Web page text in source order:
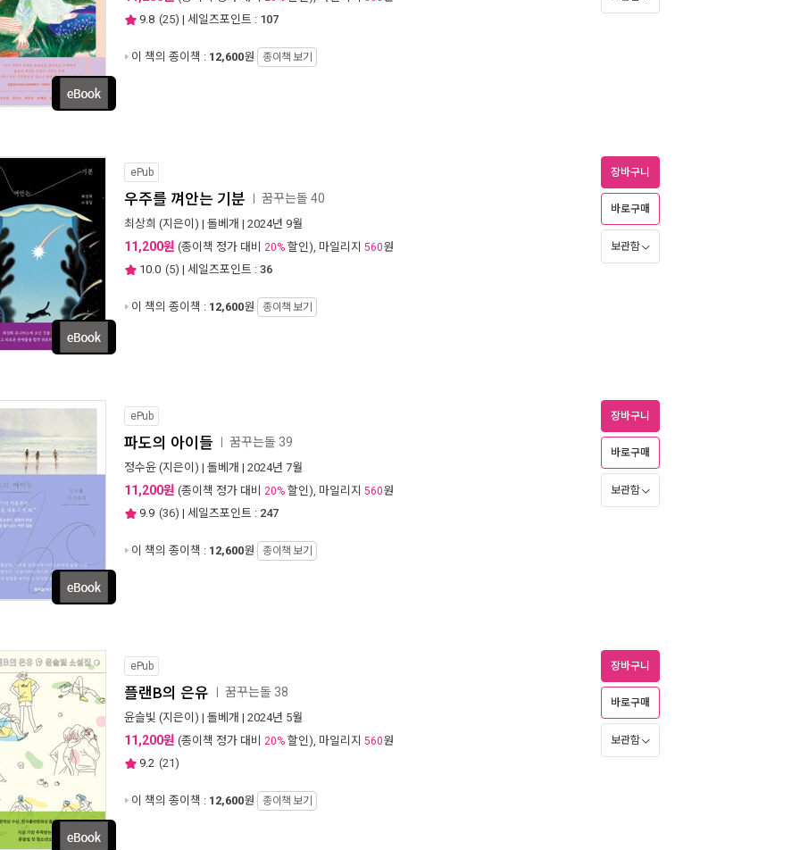
9.8 (25) | 세일즈포인트 : 107
이 책의 종이책 : 12,600원 종이책 보기
ePub
우주를 껴안는 기분 꿈꾸는돌 40
최상희 (지은이) | 돌베개 | 2024년 9월
11,200원 (종이책 정가 대비 20% 할인), 마일리지 560원
10.0 (5) | 세일즈포인트 : 36
이 책의 종이책 : 12,600원 종이책 보기
장바구니
바로구매
보관함
ePub
파도의 아이들 꿈꾸는돌 39
정수윤 (지은이) | 돌베개 | 2024년 7월
11,200원 (종이책 정가 대비 20% 할인), 마일리지 560원
9.9 (36) | 세일즈포인트 : 247
이 책의 종이책 : 12,600원 종이책 보기
장바구니
바로구매
보관함
ePub
플랜B의 은유 꿈꾸는돌 38
윤슬빛 (지은이) | 돌베개 | 2024년 5월
11,200원 (종이책 정가 대비 20% 할인), 마일리지 560원
9.2 (21)
이 책의 종이책 : 12,600원 종이책 보기
장바구니
바로구매
보관함